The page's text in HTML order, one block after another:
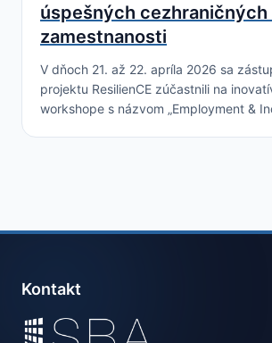
úspešných cezhraničných
zamestnanosti
V dňoch 21. až 22. apríla 2026 sa
projektu ResilienCE zúčastnili na
workshope s názvom „Employment &
Kontakt